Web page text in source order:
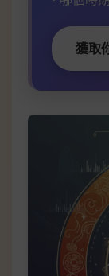
獲取